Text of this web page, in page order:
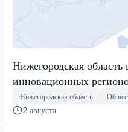
Нижегородская
инновационных
Нижегородская область
2 августа